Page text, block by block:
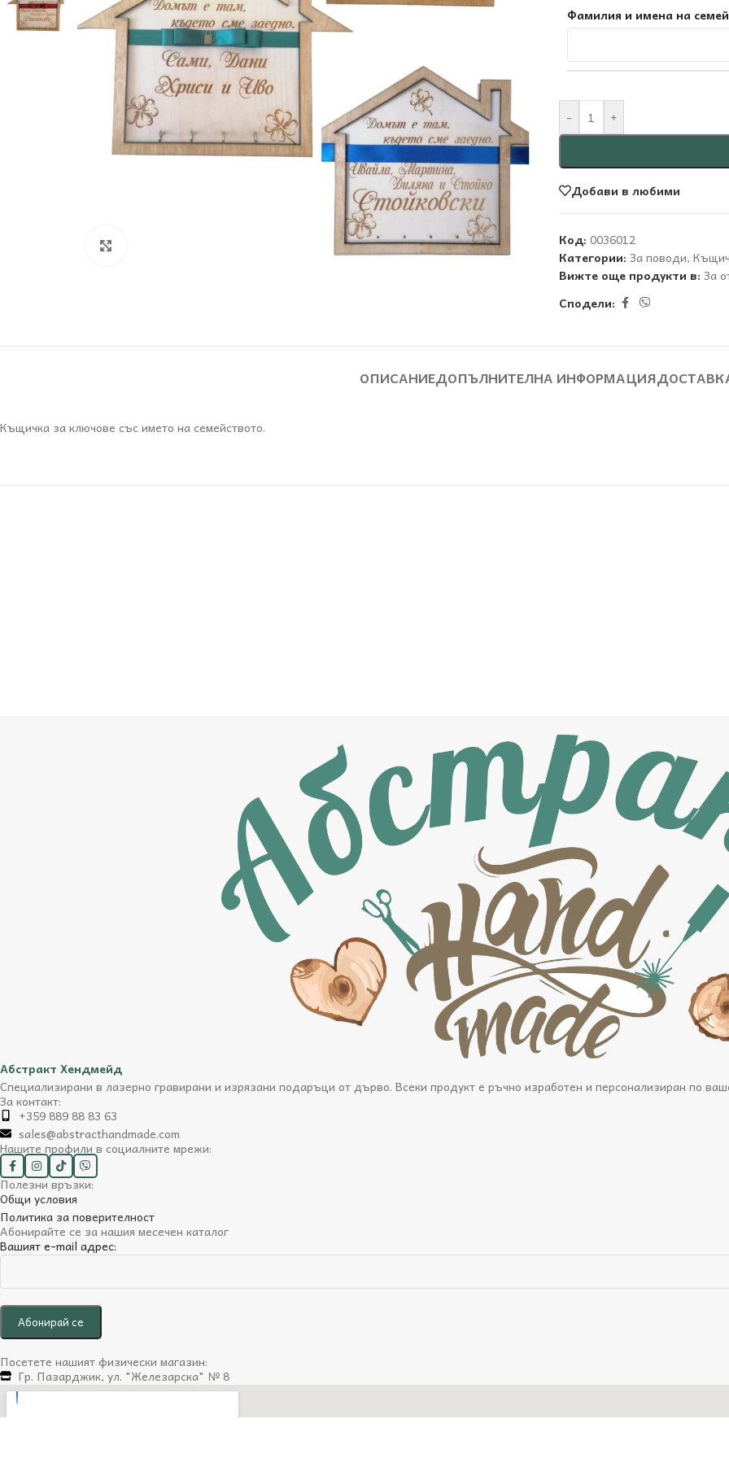
Фамилия и имена на
- +
Добави в любими
Код: 0036012
Категории: За поводи,
Вижте още продукти в: За
Сподели:
ОПИСАНИЕДОПЪЛНИТЕЛНА ИНФОРМАЦИЯ
Къщичка за ключове със името на семейството.
Абстракт Хендмейд
Специализирани в лазерно гравирани и изрязани подаръци от дърво. Всеки продукт е ръчно изработен и персонализиран по
За контакт:
+359 889 88 83 63
sales@abstracthandmade.com
Нашите профили в социалните мрежи:
Полезни връзки:
Общи условия
Политика за поверителност
Абонирайте се за нашия месечен каталог
Вашият e-mail адрес:
Посетете нашият физически магазин:
Гр. Пазарджик, ул. "Железарска" № 8